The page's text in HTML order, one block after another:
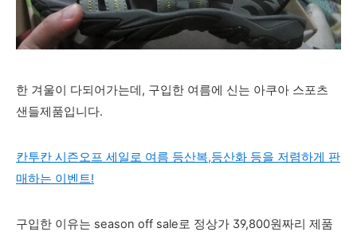
한 겨울이 다되어가는데, 구입한 여름에 신는 아쿠아 스포츠
샌들제품입니다.
칸투칸 시즌오프 세일로 여름 등산복,등산화 등을 저렴하게 판
매하는 이벤트!
구입한 이유는 season off sale로 정상가 39,800원짜리 제품